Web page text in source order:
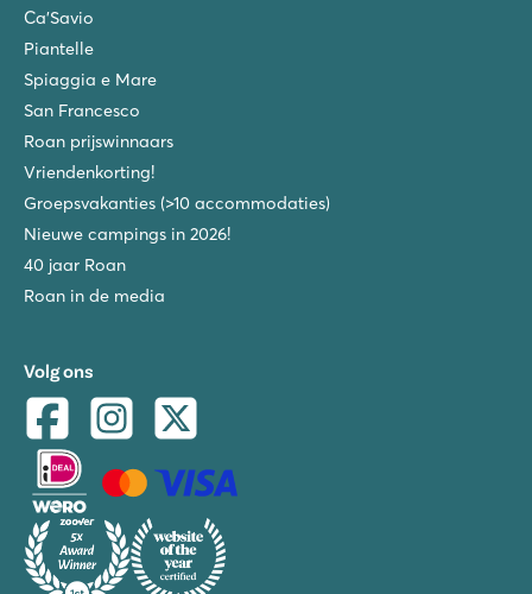
Ca'Savio
Piantelle
Spiaggia e Mare
San Francesco
Roan prijswinnaars
Vriendenkorting!
Groepsvakanties (>10 accommodaties)
Nieuwe campings in 2026!
40 jaar Roan
Roan in de media
Volg ons